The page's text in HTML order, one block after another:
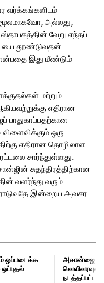
வர்க்கங்களிடம்
அல்லது,
வேறு எந்தப்
தூண்டுவதன்
என்பதை இது மீண்டும்
மற்றும்
எதிரான
ஒரு
எதிரான தொழிலாள
சார்ந்துள்ளது.
சுதந்திரத்திற்கான
வளர்ந்து வரும்
இன்றைய அவசர
ஒப்படைக்க
அசான்ஜை எந்த
நடத்தப்பட்டது